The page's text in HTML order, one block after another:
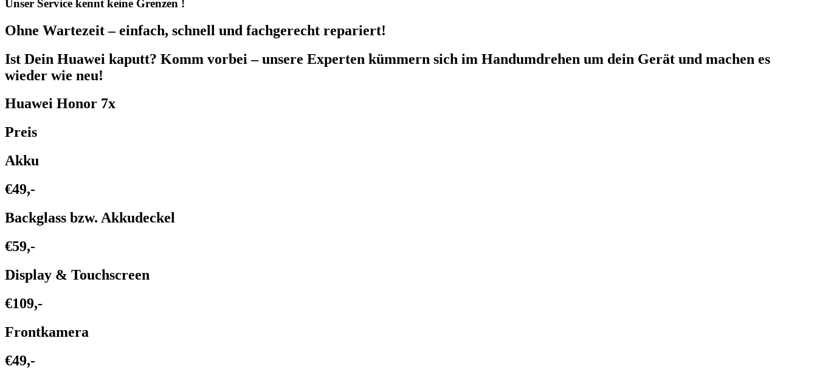
Unser Service kennt keine Grenzen !
Ohne Wartezeit – einfach, schnell und fachgerecht repariert!
Ist Dein Huawei kaputt? Komm vorbei – unsere Experten kümmern sich im Handumdrehen um dein Gerät und machen es
wieder wie neu!
Huawei Honor 7x
Preis
Akku
€49,-
Backglass bzw. Akkudeckel
€59,-
Display & Touchscreen
€109,-
Frontkamera
€49,-